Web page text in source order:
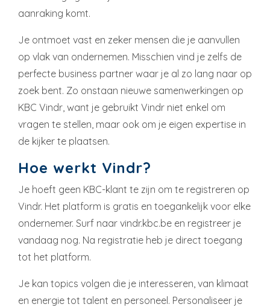
aanraking komt.
Je ontmoet vast en zeker mensen die je aanvullen
op vlak van ondernemen. Misschien vind je zelfs de
perfecte business partner waar je al zo lang naar op
zoek bent. Zo onstaan nieuwe samenwerkingen op
KBC Vindr, want je gebruikt Vindr niet enkel om
vragen te stellen, maar ook om je eigen expertise in
de kijker te plaatsen.
Hoe werkt Vindr?
Je hoeft geen KBC-klant te zijn om te registreren op
Vindr. Het platform is gratis en toegankelijk voor elke
ondernemer. Surf naar vindr.kbc.be en registreer je
vandaag nog. Na registratie heb je direct toegang
tot het platform.
Je kan topics volgen die je interesseren, van klimaat
en energie tot talent en personeel. Personaliseer je